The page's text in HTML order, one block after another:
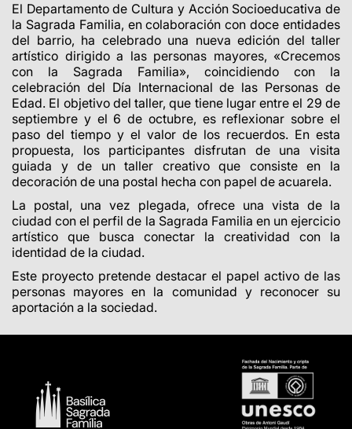
El Departamento de Cultura y Acción Socioeducativa de
la Sagrada Familia, en colaboración con doce entidades
del barrio, ha celebrado una nueva edición del taller
artístico dirigido a las personas mayores, «Crecemos
con la Sagrada Familia», coincidiendo con la
celebración del Día Internacional de las Personas de
Edad. El objetivo del taller, que tiene lugar entre el 29 de
septiembre y el 6 de octubre, es reflexionar sobre el
paso del tiempo y el valor de los recuerdos. En esta
propuesta, los participantes disfrutan de una visita
guiada y de un taller creativo que consiste en la
decoración de una postal hecha con papel de acuarela.
La postal, una vez plegada, ofrece una vista de la
ciudad con el perfil de la Sagrada Familia en un ejercicio
artístico que busca conectar la creatividad con la
identidad de la ciudad.
Este proyecto pretende destacar el papel activo de las
personas mayores en la comunidad y reconocer su
aportación a la sociedad.